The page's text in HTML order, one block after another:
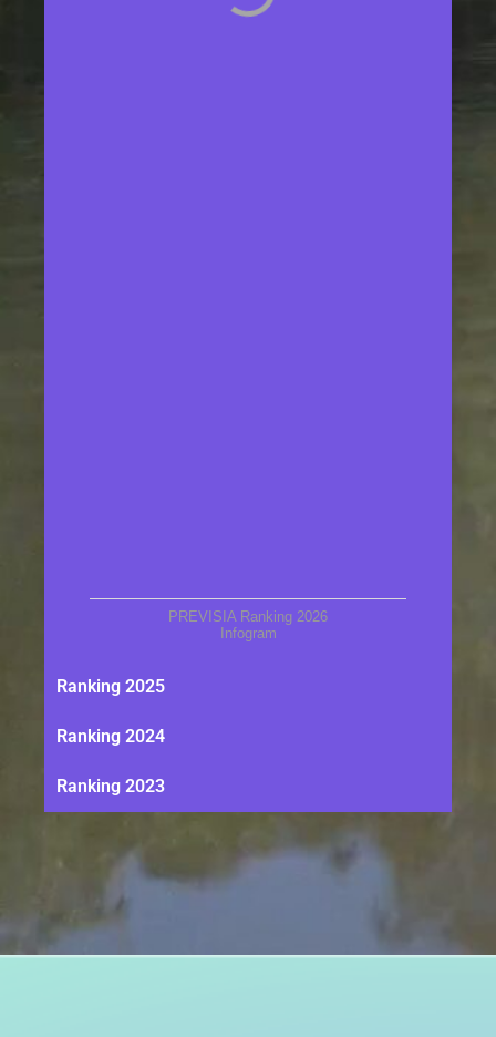
PREVISIA Ranking 2026
Infogram
Ranking 2025
Ranking 2024
Ranking 2023